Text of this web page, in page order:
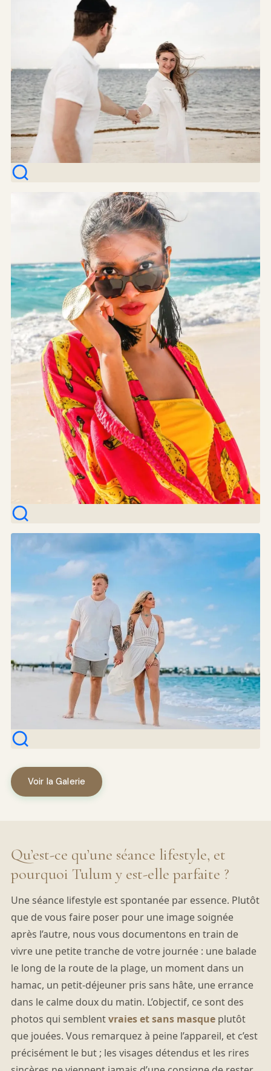
Voir la Galerie
Qu’est-ce qu’une séance lifestyle, et
pourquoi Tulum y est-elle parfaite ?
Une séance lifestyle est spontanée par essence. Plutôt
que de vous faire poser pour une image soignée
après l’autre, nous vous documentons en train de
vivre une petite tranche de votre journée : une balade
le long de la route de la plage, un moment dans un
hamac, un petit-déjeuner pris sans hâte, une errance
dans le calme doux du matin. L’objectif, ce sont des
photos qui semblentvraies et sans masqueplutôt
que jouées. Vous remarquez à peine l’appareil, et c’est
précisément le but ; les visages détendus et les rires